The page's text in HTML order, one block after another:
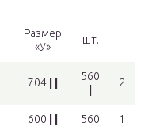
Размер
«У»
шт.
704
560
2
600 560 1